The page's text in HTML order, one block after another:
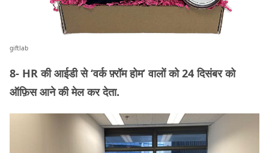
giftlab
8- HR की आईडी से ‘वर्क फ़्रॉम होम’ वालों को 24 दिसंबर को
ऑफ़िस आने की मेल कर देता.